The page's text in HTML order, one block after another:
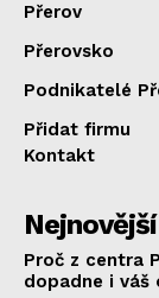
Přerov
Přerovsko
Podnikatelé
Přidat firmu
Kontakt
Nejnovější
Proč z centra
dopadne i váš